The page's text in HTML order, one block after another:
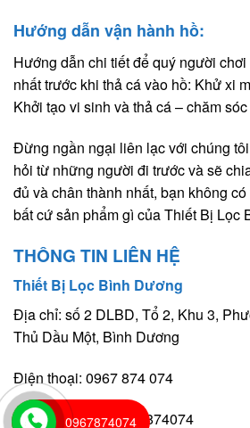
Hướng dẫn vận hành hồ:
Hướng dẫn chi tiết để quý người
nhất trước khi thả cá vào hồ: Khử xi
Khởi tạo vi sinh và thả cá – chăm
Đừng ngần ngại liên lạc với chúng
hỏi từ những người đi trước và sẽ
đủ và chân thành nhất, bạn không
bất cứ sản phẩm gì của Thiết Bị Lọc
THÔNG TIN LIÊN HỆ
Thiết Bị Lọc Bình Dương
Địa chỉ: số 2 DLBD, Tổ 2, Khu 3,
Thủ Dầu Một, Bình Dương
Điện thoại: 0967 874 074
Điện thoại bàn: 0967874074
0967874074